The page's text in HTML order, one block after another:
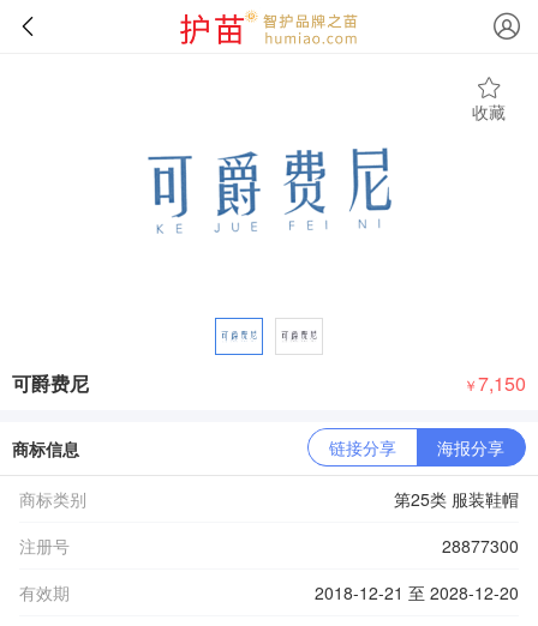
收藏
可爵费尼 ￥7,150
商标信息 链接分享 海报分享
商标类别
第25类 服装鞋帽
注册号
28877300
有效期
2018-12-21 至 2028-12-20